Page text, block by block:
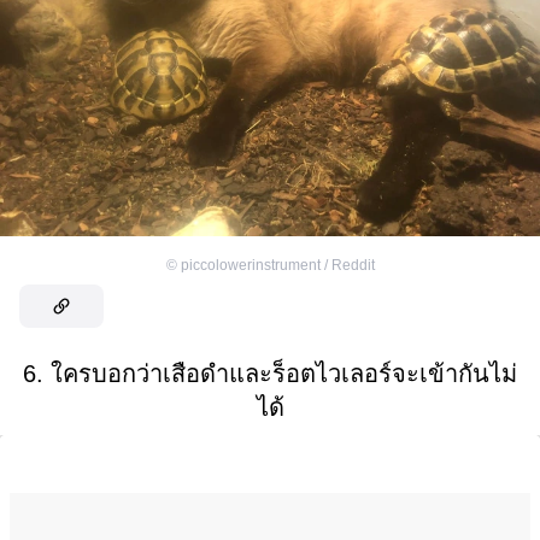
© piccolowerinstrument / Reddit
6. ใครบอกว่าเสือดำและร็อตไวเลอร์จะเข้ากันไม่
ได้